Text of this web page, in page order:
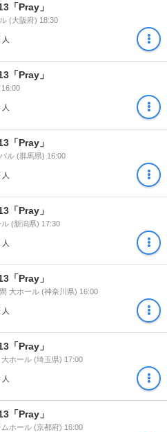
「Pray」
(大阪府) 18:30
人
「Pray」
人
「Pray」
ル (群馬県) 16:00
人
「Pray」
(新潟県) 17:30
人
「Pray」
大ホール (神奈川県) 16:00
人
「Pray」
ホール (埼玉県) 17:00
人
「Pray」
ホール (京都府) 16:00